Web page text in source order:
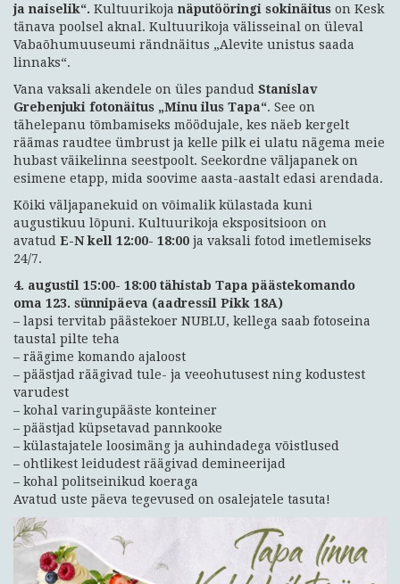
ja naiselik“. Kultuurikoja näputööringi sokinäitus on Kesk
tänava poolsel aknal. Kultuurikoja välisseinal on üleval
Vabaõhumuuseumi rändnäitus „Alevite unistus saada
linnaks“.
Vana vaksali akendele on üles pandud Stanislav
Grebenjuki fotonäitus „Minu ilus Tapa“. See on
tähelepanu tõmbamiseks möödujale, kes näeb kergelt
räämas raudtee ümbrust ja kelle pilk ei ulatu nägema meie
hubast väikelinna seestpoolt. Seekordne väljapanek on
esimene etapp, mida soovime aasta-aastalt edasi arendada.
Kõiki väljapanekuid on võimalik külastada kuni
augustikuu lõpuni. Kultuurikoja ekspositsioon on
avatud E-N kell 12:00- 18:00 ja vaksali fotod imetlemiseks
24/7.
4. augustil 15:00- 18:00 tähistab Tapa päästekomando
oma 123. sünnipäeva (aadressil Pikk 18A)
– lapsi tervitab päästekoer NUBLU, kellega saab fotoseina
taustal pilte teha
– räägime komando ajaloost
– päästjad räägivad tule- ja veeohutusest ning kodustest
varudest
– kohal varingupääste konteiner
– päästjad küpsetavad pannkooke
– külastajatele loosimäng ja auhindadega võistlused
– ohtlikest leidudest räägivad demineerijad
– kohal politseinikud koeraga
Avatud uste päeva tegevused on osalejatele tasuta!